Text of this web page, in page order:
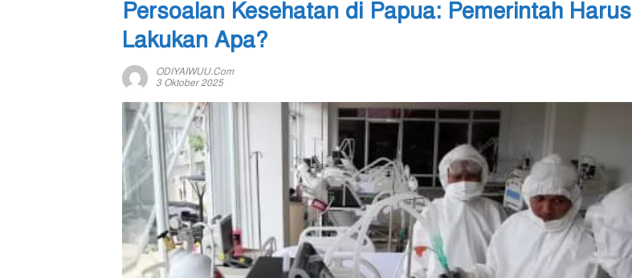
Persoalan Kesehatan di Papua: Pemerintah Harus
Lakukan Apa?
ODIYAIWUU.com
3 Oktober 2025